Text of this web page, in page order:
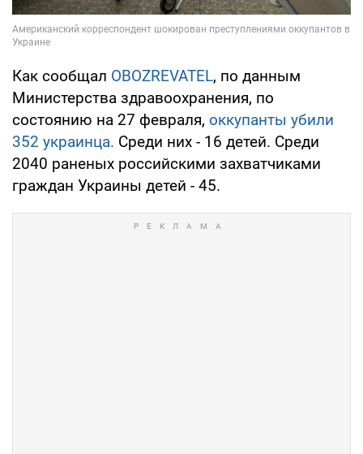
Как сообщал OBOZREVATEL, по данным
Министерства здравоохранения, по
состоянию на 27 февраля, оккупанты убили
352 украинца. Среди них - 16 детей. Среди
2040 раненых российскими захватчиками
граждан Украины детей - 45.